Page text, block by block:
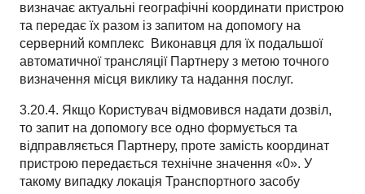
визначає актуальні географічні координати пристрою
та передає їх разом із запитом на допомогу на
серверний комплекс Виконавця для їх подальшої
автоматичної трансляції Партнеру з метою точного
визначення місця виклику та надання послуг.
3.20.4. Якщо Користувач відмовився надати дозвіл,
то запит на допомогу все одно формується та
відправляється Партнеру, проте замість координат
пристрою передається технічне значення «0». У
такому випадку локація Транспортного засобу